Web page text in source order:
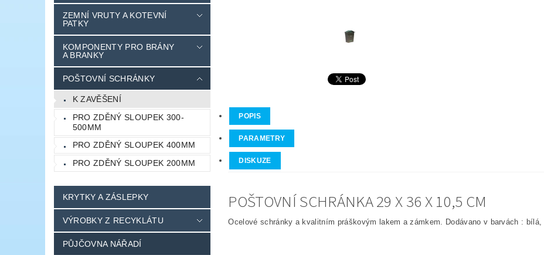
ZEMNÍ VRUTY A KOTEVNÍ
PATKY
KOMPONENTY PRO BRÁNY
A BRANKY
POŠTOVNÍ SCHRÁNKY
K ZAVĚŠENÍ
PRO ZDĚNÝ SLOUPEK 300-
500MM
PRO ZDĚNÝ SLOUPEK 400MM
PRO ZDĚNÝ SLOUPEK 200MM
KRYTKY A ZÁSLEPKY
VÝROBKY Z RECYKLÁTU
PŮJČOVNA NÁŘADÍ
POPIS
PARAMETRY
DISKUZE
POŠTOVNÍ SCHRÁNKA 29 X 36 X 10,5 CM
Ocelové schránky a kvalitním práškovým lakem a zámkem. Dodávano v barvách : bílá,